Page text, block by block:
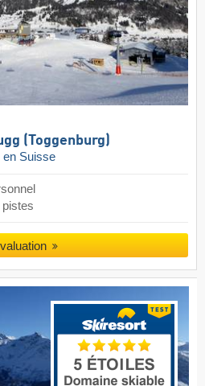
(Toggenburg)
en Suisse
pistes